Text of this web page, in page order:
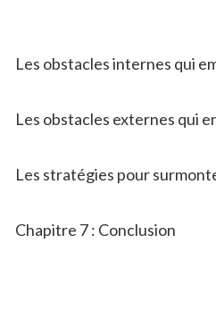
Les obstacles internes qui
Les obstacles externes qui
Les stratégies pour
Chapitre 7 : Conclusion